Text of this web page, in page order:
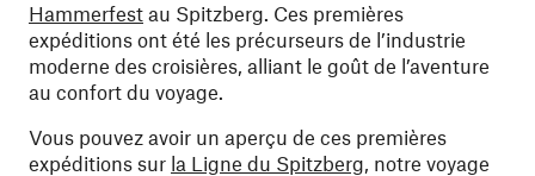
Hammerfest au Spitzberg. Ces premières
expéditions ont été les précurseurs de l’industrie
moderne des croisières, alliant le goût de l’aventure
au confort du voyage.
Vous pouvez avoir un aperçu de ces premières
expéditions sur la Ligne du Spitzberg, notre voyage